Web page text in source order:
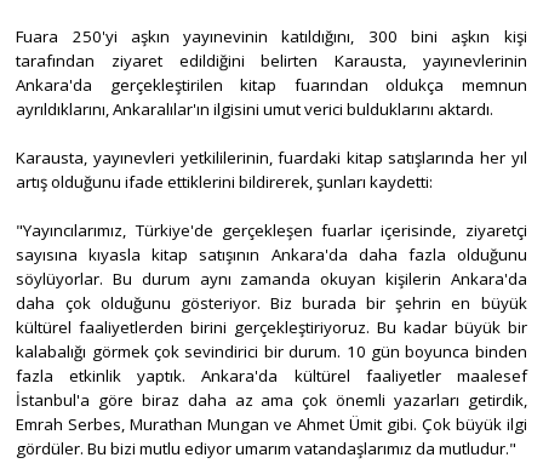
Fuara 250'yi aşkın yayınevinin katıldığını, 300 bini aşkın kişi
tarafından ziyaret edildiğini belirten Karausta, yayınevlerinin
Ankara'da gerçekleştirilen kitap fuarından oldukça memnun
ayrıldıklarını, Ankaralılar'ın ilgisini umut verici bulduklarını aktardı.
Karausta, yayınevleri yetkililerinin, fuardaki kitap satışlarında her yıl
artış olduğunu ifade ettiklerini bildirerek, şunları kaydetti:
"Yayıncılarımız, Türkiye'de gerçekleşen fuarlar içerisinde, ziyaretçi
sayısına kıyasla kitap satışının Ankara'da daha fazla olduğunu
söylüyorlar. Bu durum aynı zamanda okuyan kişilerin Ankara'da
daha çok olduğunu gösteriyor. Biz burada bir şehrin en büyük
kültürel faaliyetlerden birini gerçekleştiriyoruz. Bu kadar büyük bir
kalabalığı görmek çok sevindirici bir durum. 10 gün boyunca binden
fazla etkinlik yaptık. Ankara'da kültürel faaliyetler maalesef
İstanbul'a göre biraz daha az ama çok önemli yazarları getirdik,
Emrah Serbes, Murathan Mungan ve Ahmet Ümit gibi. Çok büyük ilgi
gördüler. Bu bizi mutlu ediyor umarım vatandaşlarımız da mutludur."